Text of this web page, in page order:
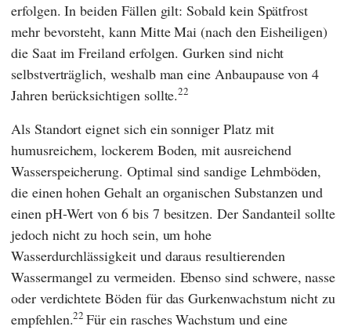
erfolgen. In beiden Fällen gilt: Sobald kein Spätfrost
mehr bevorsteht, kann Mitte Mai (nach den Eisheiligen)
die Saat im Freiland erfolgen. Gurken sind nicht
selbstverträglich, weshalb man eine Anbaupause von 4
Jahren berücksichtigen sollte.22
Als Standort eignet sich ein sonniger Platz mit
humusreichem, lockerem Boden, mit ausreichend
Wasserspeicherung. Optimal sind sandige Lehmböden,
die einen hohen Gehalt an organischen Substanzen und
einen pH-Wert von 6 bis 7 besitzen. Der Sandanteil sollte
jedoch nicht zu hoch sein, um hohe
Wasserdurchlässigkeit und daraus resultierenden
Wassermangel zu vermeiden. Ebenso sind schwere, nasse
oder verdichtete Böden für das Gurkenwachstum nicht zu
empfehlen.22Für ein rasches Wachstum und eine